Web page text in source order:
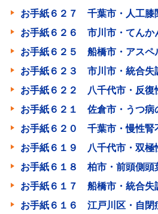
お手紙６２７ 千葉市・人工膝
お手紙６２６ 市川市・てんか
お手紙６２５ 船橋市・アスペ
お手紙６２３ 市川市・統合失
お手紙６２２ 八千代市・反復
お手紙６２１ 佐倉市・うつ病
お手紙６２０ 千葉市・慢性腎
お手紙６１９ 八千代市・双極
お手紙６１８ 柏市・前頭側頭
お手紙６１７ 船橋市・統合失
お手紙６１６ 江戸川区・自閉